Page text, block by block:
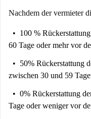
Nachdem der vermieter
100 %
60 Tage oder mehr vor
50% Rückerstattung
zwischen 30 und 59
0% Rückerstattung
Tage oder weniger vor